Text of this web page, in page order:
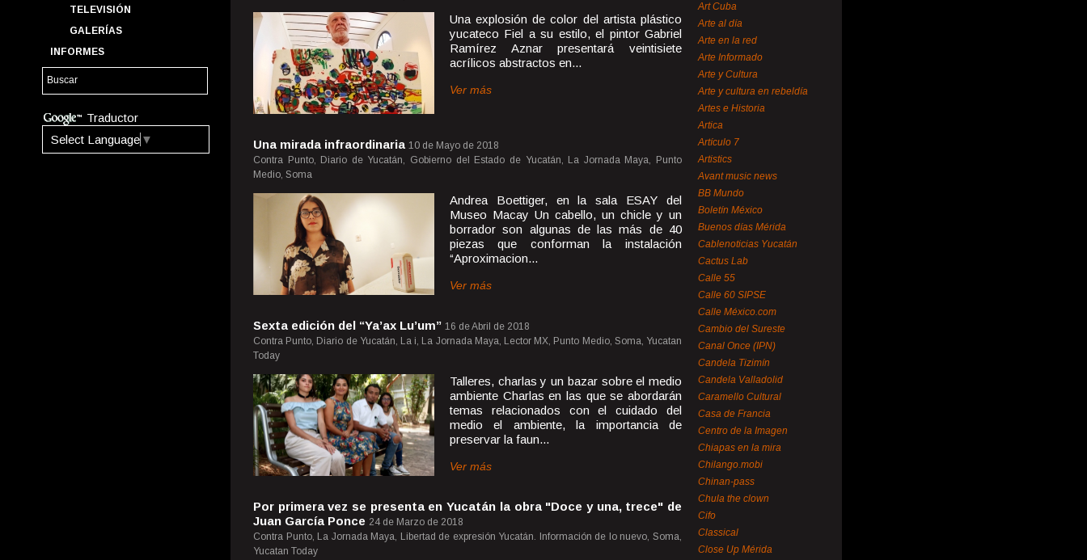
TELEVISIÓN
GALERÍAS
INFORMES
Traductor
Select Language ▼
Una explosión de color del artista plástico
yucateco Fiel a su estilo, el pintor Gabriel
Ramírez Aznar presentará veintisiete
acrílicos abstractos en...
Ver más
Una mirada infraordinaria 10 de Mayo de 2018
Contra Punto, Diario de Yucatán, Gobierno del Estado de Yucatán, La Jornada Maya, Punto
Medio, Soma
Andrea Boettiger, en la sala ESAY del
Museo Macay Un cabello, un chicle y un
borrador son algunas de las más de 40
piezas que conforman la instalación
“Aproximacion...
Ver más
Sexta edición del “Ya’ax Lu’um” 16 de Abril de 2018
Contra Punto, Diario de Yucatán, La i, La Jornada Maya, Lector MX, Punto Medio, Soma, Yucatan
Today
Talleres, charlas y un bazar sobre el medio
ambiente Charlas en las que se abordarán
temas relacionados con el cuidado del
medio el ambiente, la importancia de
preservar la faun...
Ver más
Por primera vez se presenta en Yucatán la obra "Doce y una, trece" de
Juan García Ponce 24 de Marzo de 2018
Contra Punto, La Jornada Maya, Libertad de expresión Yucatán. Información de lo nuevo, Soma,
Yucatan Today
Art Cuba
Arte al día
Arte en la red
Arte Informado
Arte y Cultura
Arte y cultura en rebeldía
Artes e Historia
Artica
Artículo 7
Artistics
Avant music news
BB Mundo
Boletín México
Buenos días Mérida
Cablenoticias Yucatán
Cactus Lab
Calle 55
Calle 60 SIPSE
Calle México.com
Cambio del Sureste
Canal Once (IPN)
Candela Tizimín
Candela Valladolid
Caramello Cultural
Casa de Francia
Centro de la Imagen
Chiapas en la mira
Chilango.mobi
Chinan-pass
Chula the clown
Cifo
Classical
Close Up Mérida